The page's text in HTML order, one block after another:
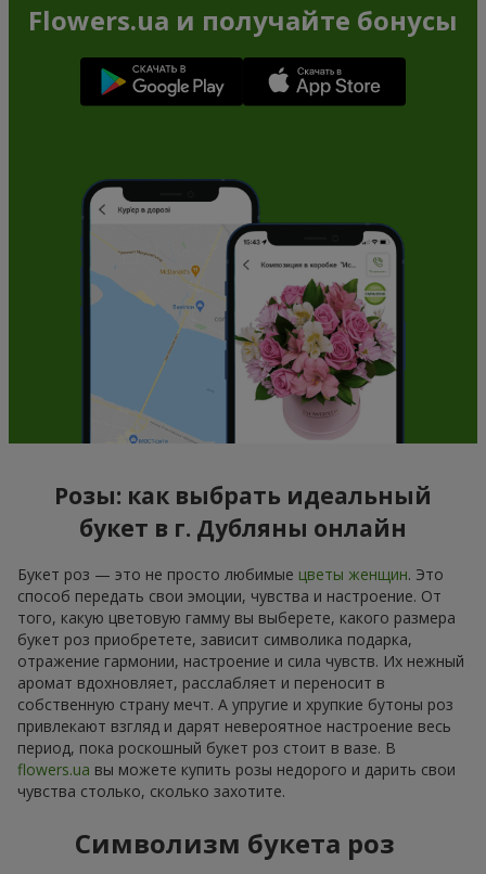
Flowers.ua и получайте бонусы
Розы: как выбрать идеальный
букет в г. Дубляны онлайн
Букет роз — это не просто любимые цветы женщин. Это
способ передать свои эмоции, чувства и настроение. От
того, какую цветовую гамму вы выберете, какого размера
букет роз приобретете, зависит символика подарка,
отражение гармонии, настроение и сила чувств. Их нежный
аромат вдохновляет, расслабляет и переносит в
собственную страну мечт. А упругие и хрупкие бутоны роз
привлекают взгляд и дарят невероятное настроение весь
период, пока роскошный букет роз стоит в вазе. В
flowers.ua вы можете купить розы недорого и дарить свои
чувства столько, сколько захотите.
Символизм букета роз